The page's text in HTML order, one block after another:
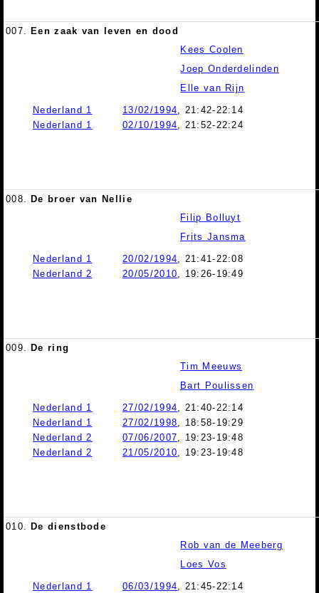
007. Een zaak van leven en dood
Kees Coolen
Joep Onderdelinden
Elle van Rijn
Nederland 1 13/02/1994, 21:42-22:14
Nederland 1
02/10/1994, 21:52-22:24
008. De broer van Nellie
Filip Bolluyt
Frits Jansma
Nederland 1 20/02/1994, 21:41-22:08
Nederland 2
20/05/2010, 19:26-19:49
009. De ring
Tim Meeuws
Bart Poulissen
Nederland 1 27/02/1994, 21:40-22:14
Nederland 1
27/02/1998, 18:58-19:29
Nederland 2
07/06/2007, 19:23-19:48
Nederland 2
21/05/2010, 19:23-19:48
010. De dienstbode
Rob van de Meeberg
Loes Vos
Nederland 1 06/03/1994, 21:45-22:14